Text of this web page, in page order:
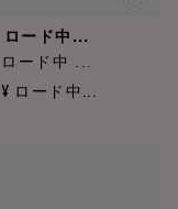
ロード中...
ロード中 ...
¥ ロード中...